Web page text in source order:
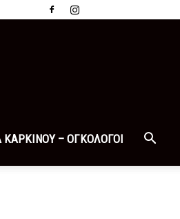
ΚΑΡΚΙΝΟΥ – ΟΓΚΟΛΟΓΟΙ